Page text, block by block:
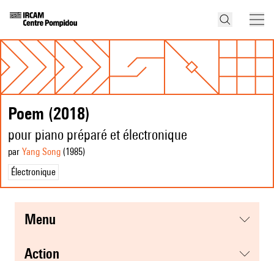
Poem (2018)
pour piano préparé et électronique
par Yang Song (1985)
Électronique
menu
action